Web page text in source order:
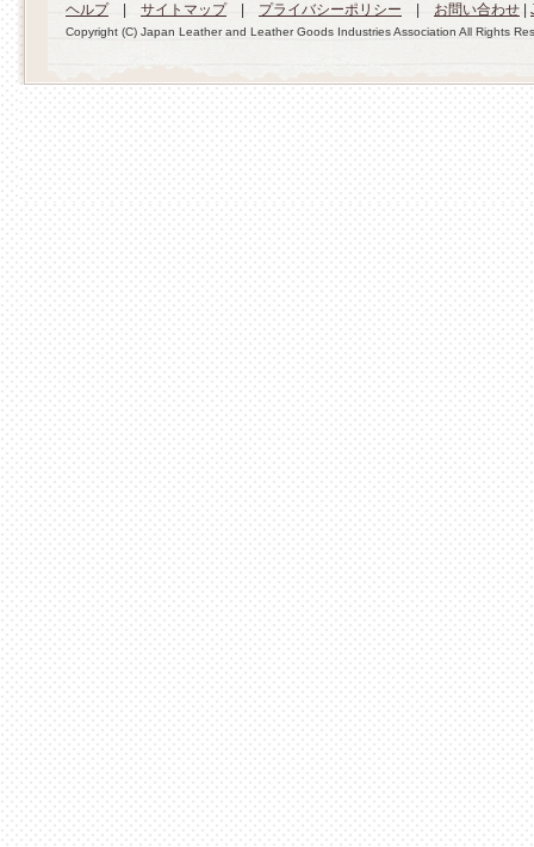
ヘルプ| サイトマップ| プライバシーポリシー お問い合わせ
Copyright (C) Japan Leather and Leather Goods Industries Association All Rights